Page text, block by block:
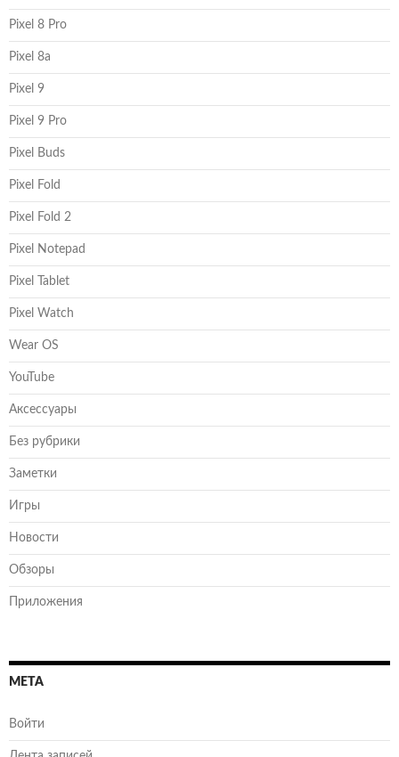
Pixel 8 Pro
Pixel 8a
Pixel 9
Pixel 9 Pro
Pixel Buds
Pixel Fold
Pixel Fold 2
Pixel Notepad
Pixel Tablet
Pixel Watch
Wear OS
YouTube
Аксессуары
Без рубрики
Заметки
Игры
Новости
Обзоры
Приложения
МЕТА
Войти